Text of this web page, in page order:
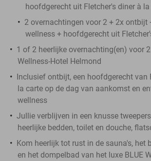
hoofdgerecht uit Fletcher's diner à
2 overnachtingen voor 2 + 2x ontbijt
wellness + hoofdgerecht uit
1 of 2 heerlijke overnachting(en) voor
Wellness-Hotel Helmond
Inclusief ontbijt, een hoofdgerecht van
la carte op de dag van aankomst en
wellness
Jullie verblijven in een knusse
heerlijke bedden, toilet en douche,
Kom heerlijk tot rust in de sauna's, het
en het dompelbad van het luxe BLUE